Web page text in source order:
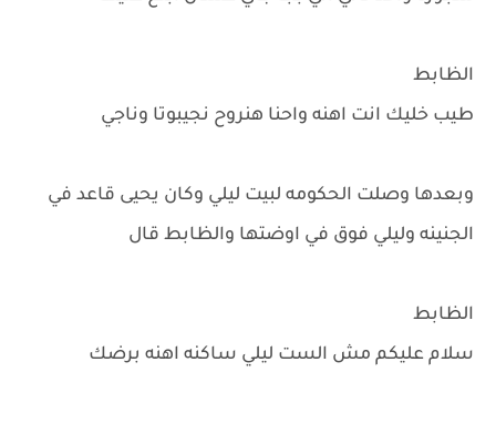
الظابط
طيب خليك انت اهنه واحنا هنروح نجيبوتا وناجي
وبعدها وصلت الحكومه لبيت ليلي وكان يحيى قاعد في
الجنينه وليلي فوق في اوضتها والظابط قال
الظابط
سلام عليكم مش الست ليلي ساكنه اهنه برضك